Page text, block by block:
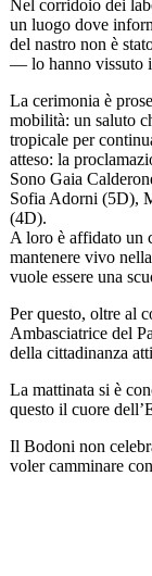
Nel corridoio dei
un luogo dove
del nastro non è
— lo hanno vissuto
La cerimonia è
mobilità: un saluto
tropicale per
atteso: la
Sono Gaia
Sofia Adorni (5D),
(4D).
A loro è affidato un
mantenere vivo
vuole essere una
Per questo, oltre al
Ambasciatrice del
della cittadinanza
La mattinata si è
questo il cuore
Il Bodoni non
voler camminare